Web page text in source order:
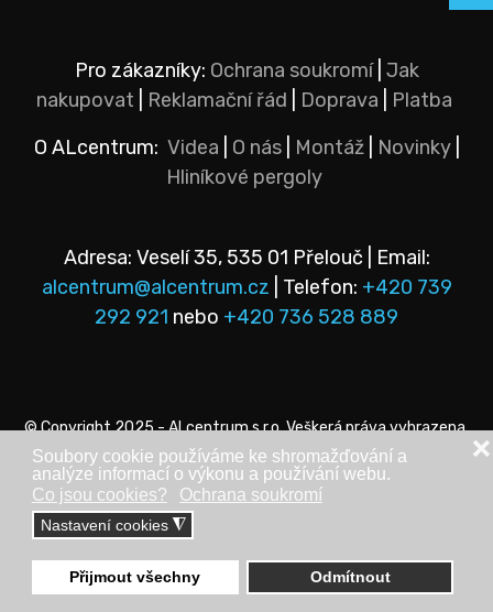
Soubory cookie používáme ke shromažďování a
analýze informací o výkonu a používání webu.
Co jsou cookies?
Ochrana soukromí
Nastavení cookies ◮
Přijmout všechny Odmítnout
❌
Pro zákazníky: Ochrana soukromí| Jak
nakupovat
Reklamační řád Doprava
Platba
O ALcentrum: Videa O nás| Montáž| Novinky|
Hliníkové pergoly
Adresa: Veselí 35, 535 01 Přelouč | Email:
alcentrum@alcentrum.cz
| Telefon: +420 739
292 921 nebo +420 736 528 889
© Copyright 2025 - ALcentrum s.r.o. Veškerá práva vyhrazena.
Tento web vytvořilaStaWEBnice.